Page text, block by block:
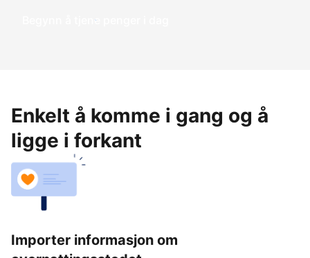
Begynn å tjene penger i dag
Enkelt å komme i gang og å
ligge i forkant
Importer informasjon om